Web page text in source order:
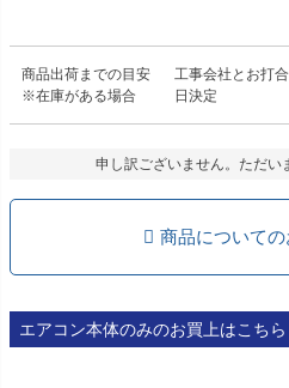
商品出荷までの目安
※在庫がある場合
工事会社とお打
日決定
申し訳ございません。ただい
商品について
エアコン本体のみのお買上はこちら